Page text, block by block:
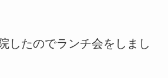
したのでランチ会をしまし